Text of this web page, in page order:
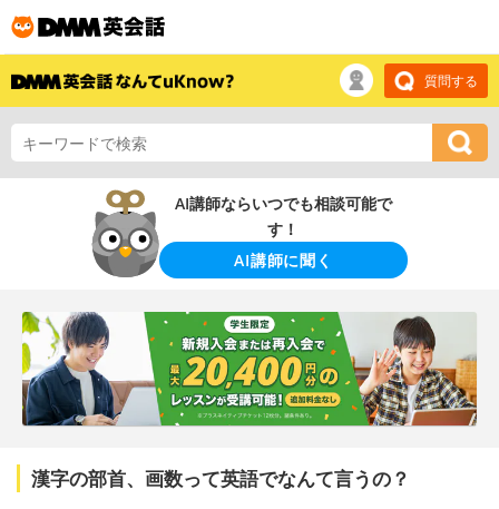
質問する
AI講師ならいつでも相談可能で
す！
AI講師に聞く
漢字の部首、画数って英語でなんて言うの？